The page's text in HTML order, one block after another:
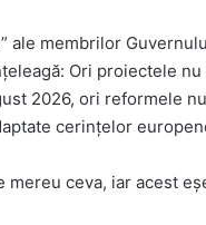
ale membrilor
Ori proiectele
2026, ori reformele
cerințelor
mereu ceva, iar acest